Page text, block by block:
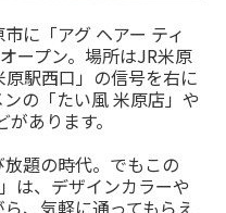
に「アグ ヘアー ティ
ープン。場所はJR米原
駅西口」の信号を右に
の「たい風 米原店」や
あります。
題の時代。でもこの
は、デザインカラーや
、気軽に通ってもらえ